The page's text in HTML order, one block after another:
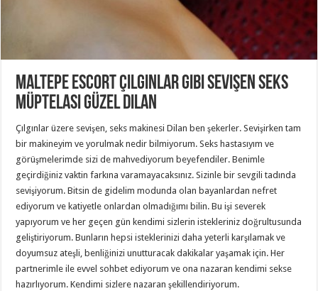
Maltepe Escort Çılgınlar Gibi Sevişen Seks
Müptelası Güzel Dilan
Çılgınlar üzere sevişen, seks makinesi Dilan ben şekerler. Sevişirken tam
bir makineyim ve yorulmak nedir bilmiyorum. Seks hastasıyım ve
görüşmelerimde sizi de mahvediyorum beyefendiler. Benimle
geçirdiğiniz vaktin farkına varamayacaksınız. Sizinle bir sevgili tadında
sevişiyorum. Bitsin de gidelim modunda olan bayanlardan nefret
ediyorum ve katiyetle onlardan olmadığımı bilin. Bu işi severek
yapıyorum ve her geçen gün kendimi sizlerin istekleriniz doğrultusunda
geliştiriyorum. Bunların hepsi isteklerinizi daha yeterli karşılamak ve
doyumsuz ateşli, benliğinizi unutturacak dakikalar yaşamak için. Her
partnerimle ile evvel sohbet ediyorum ve ona nazaran kendimi sekse
hazırlıyorum. Kendimi sizlere nazaran şekillendiriyorum.